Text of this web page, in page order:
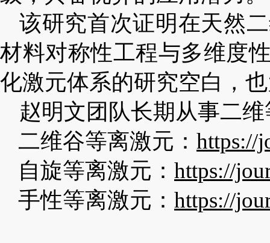
该研究首次证明在天然
材料对称性工程与多维度
化激元体系的研究空白，
赵明文团队长期从事二
二维谷等离激元： https://
自旋等离激元： https://
手性等离激元 ： https://